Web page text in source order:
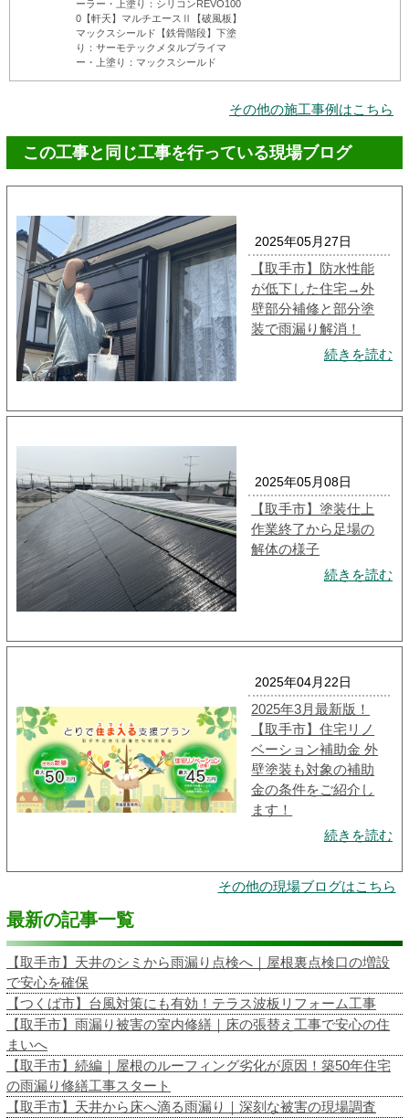
ーラー・上塗り：シリコンREVO100
0【軒天】マルチエースⅡ【破風板】
マックスシールド【鉄骨階段】下塗
り：サーモテックメタルプライマ
ー・上塗り：マックスシールド
その他の施工事例はこちら
この工事と同じ工事を行っている現場ブログ
2025年05月27日
【取手市】防水性能
が低下した住宅→外
壁部分補修と部分塗
装で雨漏り解消！
続きを読む
2025年05月08日
【取手市】塗装仕上
作業終了から足場の
解体の様子
続きを読む
2025年04月22日
2025年3月最新版！
【取手市】住宅リノ
ベーション補助金 外
壁塗装も対象の補助
金の条件をご紹介し
ます！
続きを読む
その他の現場ブログはこちら
最新の記事一覧
【取手市】天井のシミから雨漏り点検へ｜屋根裏点検口の増設
で安心を確保
【つくば市】台風対策にも有効！テラス波板リフォーム工事
【取手市】雨漏り被害の室内修繕｜床の張替え工事で安心の住
まいへ
【取手市】続編｜屋根のルーフィング劣化が原因！築50年住宅
の雨漏り修繕工事スタート
【取手市】天井から床へ滴る雨漏り｜深刻な被害の現場調査